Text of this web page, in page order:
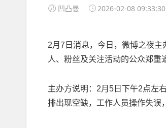
凹凸曼 2026-02-08 09:33:30
2月7日消息，今日，微博之夜
人、粉丝及关注活动的公众郑重
主办方说明：2月5日下午2点左
排出现空缺，工作人员操作失误